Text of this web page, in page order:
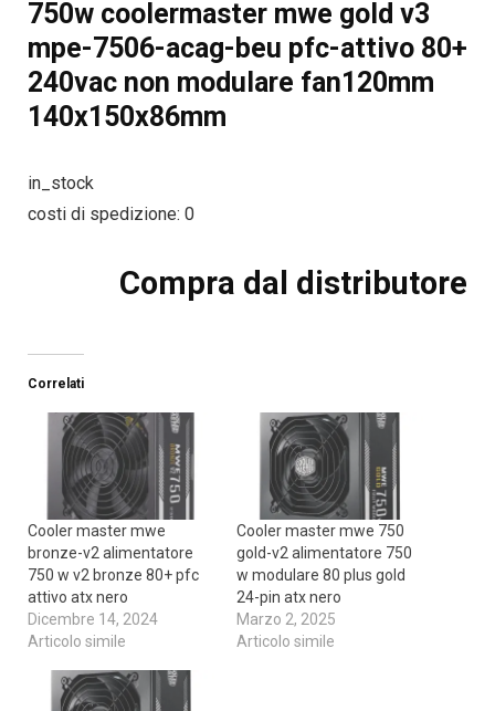
750w coolermaster mwe gold v3
mpe-7506-acag-beu pfc-attivo 80+
240vac non modulare fan120mm
140x150x86mm
in_stock
costi di spedizione: 0
Compra dal distributore
Correlati
Cooler master mwe
bronze-v2 alimentatore
750 w v2 bronze 80+ pfc
attivo atx nero
Dicembre 14, 2024
Articolo simile
Cooler master mwe 750
gold-v2 alimentatore 750
w modulare 80 plus gold
24-pin atx nero
Marzo 2, 2025
Articolo simile